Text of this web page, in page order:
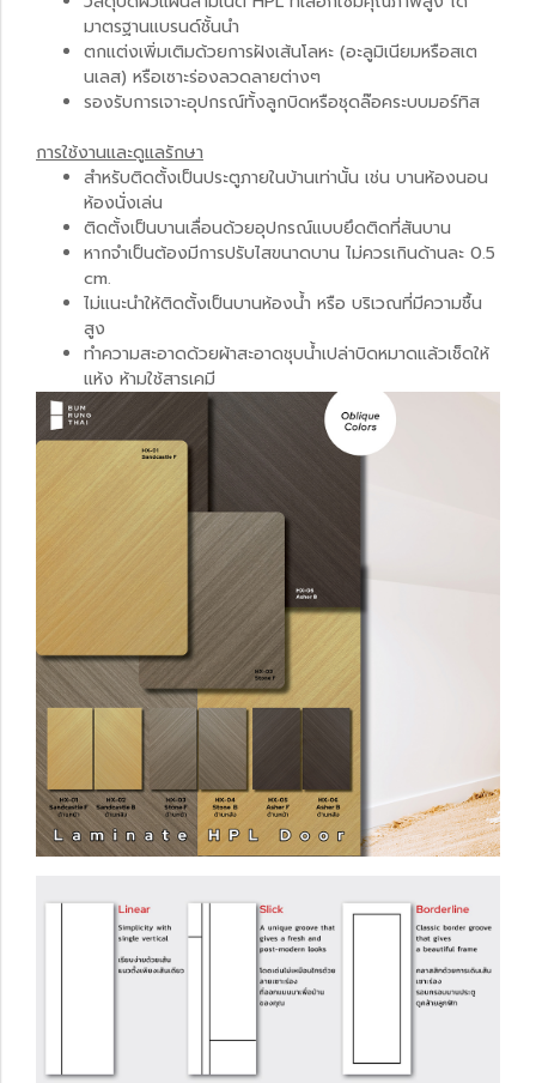
มาตรฐานแบรนด์ชั้นนำ
ตกแต่งเพิ่มเติมด้วยการฝังเส้นโลหะ (อะลูมิเนียมหรือสเต
นเลส) หรือเซาะร่องลวดลายต่างๆ
รองรับการเจาะอุปกรณ์ทั้งลูกบิดหรือชุดล๊อคระบบมอร์ทิส
การใช้งานและดูแลรักษา
สำหรับติดตั้งเป็นประตูภายในบ้านเท่านั้น เช่น บานห้องนอน
ห้องนั่งเล่น
ติดตั้งเป็นบานเลื่อนด้วยอุปกรณ์แบบยึดติดที่สันบาน
หากจำเป็นต้องมีการปรับไสขนาดบาน ไม่ควรเกินด้านละ 0.5
cm.
ไม่แนะนำให้ติดตั้งเป็นบานห้องน้ำ หรือ บริเวณที่มีความชื้น
สูง
ทำความสะอาดด้วยผ้าสะอาดชุบน้ำเปล่าบิดหมาดแล้วเช็ดให้
แห้ง ห้ามใช้สารเคมี